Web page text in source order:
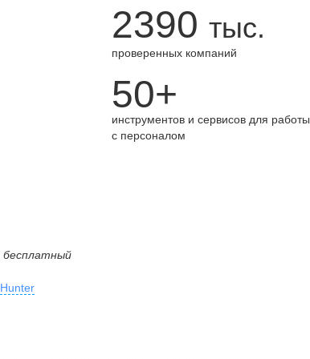
2390 тыс.
проверенных компаний
50+
инструментов и сервисов для работы
с персоналом
бесплатный